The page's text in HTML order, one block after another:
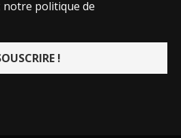
notre politique de